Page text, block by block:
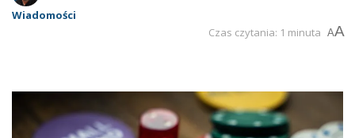
Wiadomości
Czas czytania: 1 minuta AA